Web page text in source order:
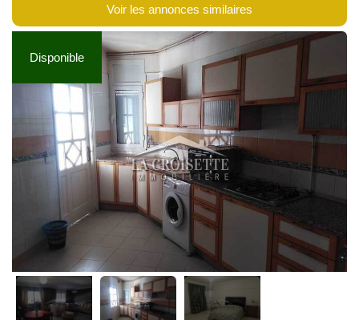
Voir les annonces similaires
Disponible